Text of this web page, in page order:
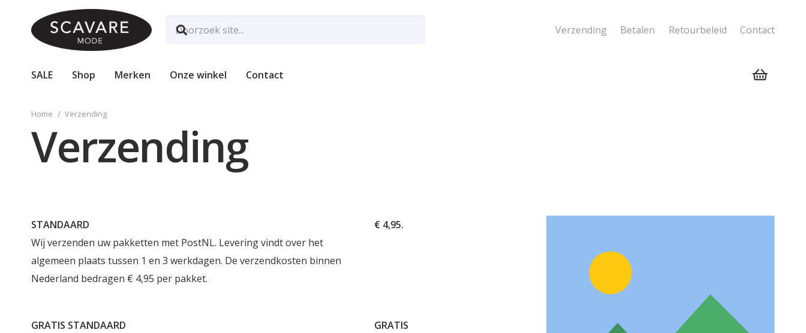
Verzending Betalen Retourbeleid Contact
SALE Shop Merken Onze winkel Contact
Home / Verzending
Verzending
STANDAARD
Wij verzenden uw pakketten met PostNL. Levering vindt over het
algemeen plaats tussen 1 en 3 werkdagen. De verzendkosten binnen
Nederland bedragen € 4,95 per pakket.
€ 4,95.
GRATIS STANDAARD
GRATIS